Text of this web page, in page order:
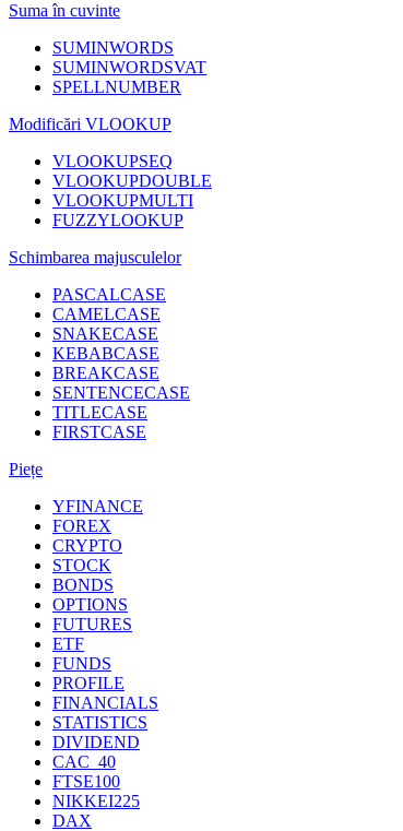
Suma în cuvinte
SUMINWORDS
SUMINWORDSVAT
SPELLNUMBER
Modificări VLOOKUP
VLOOKUPSEQ
VLOOKUPDOUBLE
VLOOKUPMULTI
FUZZYLOOKUP
Schimbarea majusculelor
PASCALCASE
CAMELCASE
SNAKECASE
KEBABCASE
BREAKCASE
SENTENCECASE
TITLECASE
FIRSTCASE
Piețe
YFINANCE
FOREX
CRYPTO
STOCK
BONDS
OPTIONS
FUTURES
ETF
FUNDS
PROFILE
FINANCIALS
STATISTICS
DIVIDEND
CAC_40
FTSE100
NIKKEI225
DAX